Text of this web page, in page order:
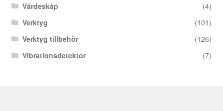
Värdeskåp
(4)
Verktyg
(101)
Verktyg tillbehör
(126)
Vibrationsdetektor
(7)